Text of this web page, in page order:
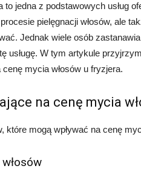
to jedna z podstawowych usług
pielęgnacji włosów, ale
Jednak wiele osób
usługę. W tym artykule
mycia włosów u fryzjera.
na cenę mycia
które mogą wpływać na cenę